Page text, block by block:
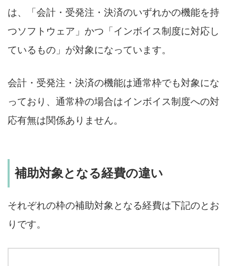
は、「会計・受発注・決済のいずれかの機能を持
つソフトウェア」かつ「インボイス制度に対応し
ているもの」が対象になっています。
会計・受発注・決済の機能は通常枠でも対象にな
っており、通常枠の場合はインボイス制度への対
応有無は関係ありません。
補助対象となる経費の違い
それぞれの枠の補助対象となる経費は下記のとお
りです。